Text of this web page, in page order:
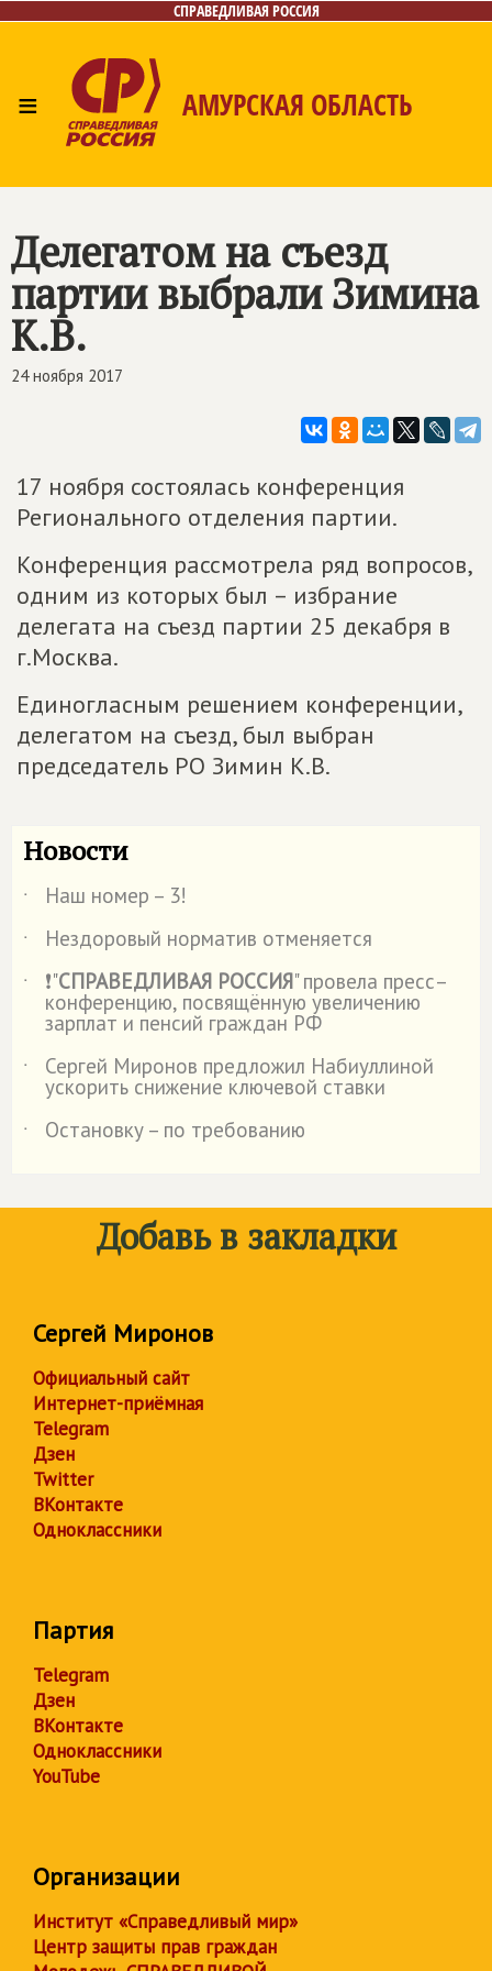
СПРАВЕДЛИВАЯ РОССИЯ
≡ АМУРСКАЯ ОБЛАСТЬ
Делегатом на съезд
партии выбрали Зимина
К.В.
24 ноября 2017
17 ноября состоялась конференция
Регионального отделения партии.
Конференция рассмотрела ряд вопросов,
одним из которых был – избрание
делегата на съезд партии 25 декабря в
г.Москва.
Единогласным решением конференции,
делегатом на съезд, был выбран
председатель РО Зимин К.В.
Новости
˙
Наш номер – 3!
˙
Нездоровый норматив отменяется
˙
❗"СПРАВЕДЛИВАЯ РОССИЯ" провела пресс–
конференцию, посвящённую увеличению
зарплат и пенсий граждан РФ
˙
Сергей Миронов предложил Набиуллиной
ускорить снижение ключевой ставки
˙
Остановку – по требованию
Добавь в закладки
Сергей Миронов
Официальный сайт
Интернет-приёмная
Telegram
Дзен
Twitter
ВКонтакте
Одноклассники
Партия
Telegram
Дзен
ВКонтакте
Одноклассники
YouTube
Организации
Институт «Справедливый мир»
Центр защиты прав граждан